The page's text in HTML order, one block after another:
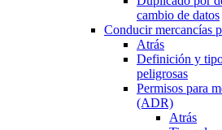
cambio de datos
Conducir mercancías
Atrás
Definición y
peligrosas
Permisos para
(ADR)
Atrás